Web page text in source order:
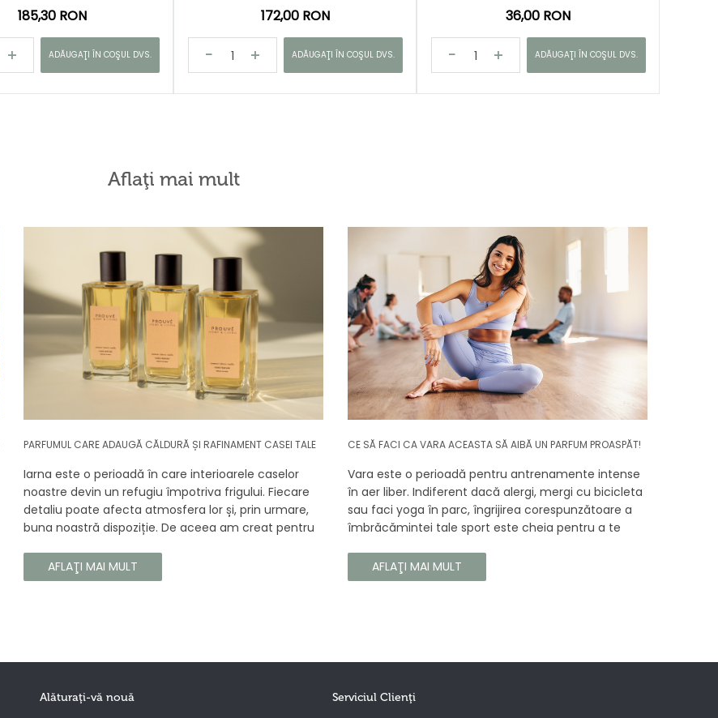
185,30 RON
ADĂUGAŢI ÎN COŞUL DVS.
172,00 RON
ADĂUGAŢI ÎN COŞUL DVS.
36,00 RON
ADĂUGAŢI ÎN COŞUL DVS.
Aflaţi mai mult
PARFUMUL CARE ADAUGĂ CĂLDURĂ ȘI RAFINAMENT CASEI TALE
Iarna este o perioadă în care interioarele caselor
noastre devin un refugiu împotriva frigului. Fiecare
detaliu poate afecta atmosfera lor și, prin urmare,
buna noastră dispoziție. De aceea am creat pentru
limitată, care va învălui fiecare colț al casei tale cu
căldura și magia aromelor de iarnă. Noua noastră
AFLAŢI MAI MULT
CE SĂ FACI CA VARA ACEASTA SĂ AIBĂ UN PARFUM PROASPĂT!
Vara este o perioadă pentru antrenamente intense
în aer liber. Indiferent dacă alergi, mergi cu bicicleta
sau faci yoga în parc, îngrijirea corespunzătoare a
îmbrăcămintei tale sport este cheia pentru a te
acest articol, vă vom spune cum să vă îngrijiți
corect îmbrăcămintea sport, astfel încât să își
AFLAŢI MAI MULT
Alăturaţi-vă nouă Serviciul Clienţi